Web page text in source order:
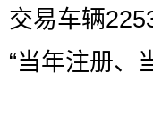
交易车辆
“当年注册、